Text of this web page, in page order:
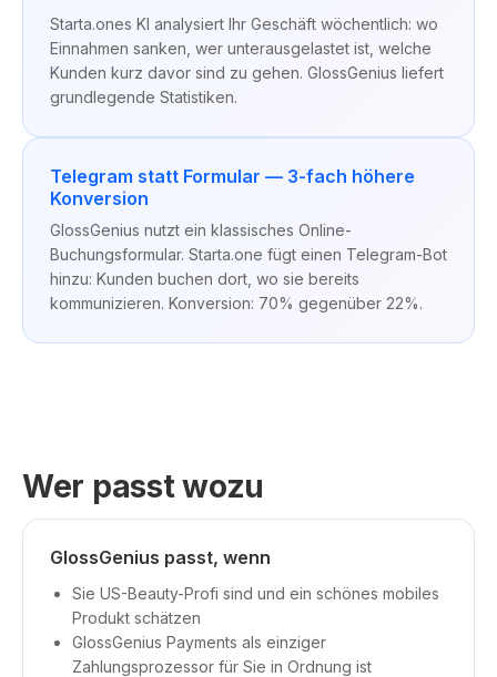
Starta.ones KI analysiert Ihr Geschäft wöchentlich: wo
Einnahmen sanken, wer unterausgelastet ist, welche
Kunden kurz davor sind zu gehen. GlossGenius liefert
grundlegende Statistiken.
Telegram statt Formular — 3-fach höhere
Konversion
GlossGenius nutzt ein klassisches Online-
Buchungsformular. Starta.one fügt einen Telegram-Bot
hinzu: Kunden buchen dort, wo sie bereits
kommunizieren. Konversion: 70% gegenüber 22%.
Wer passt wozu
GlossGenius passt, wenn
Sie US-Beauty-Profi sind und ein schönes mobiles
Produkt schätzen
GlossGenius Payments als einziger
Zahlungsprozessor für Sie in Ordnung ist